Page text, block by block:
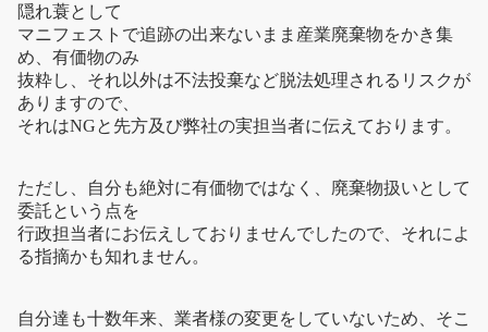
隠れ蓑として
マニフェストで追跡の出来ないまま産業廃棄物をかき集
め、有価物のみ
抜粋し、それ以外は不法投棄など脱法処理されるリスクが
ありますので、
それはNGと先方及び弊社の実担当者に伝えております。
ただし、自分も絶対に有価物ではなく、廃棄物扱いとして
委託という点を
行政担当者にお伝えしておりませんでしたので、それによ
る指摘かも知れません。
自分達も十数年来、業者様の変更をしていないため、そこ